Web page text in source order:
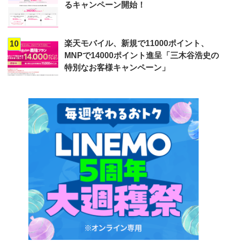
るキャンペーン開始！
10
楽天モバイル、新規で11000ポイント、
MNPで14000ポイント進呈「三木谷浩史の
特別なお客様キャンペーン」